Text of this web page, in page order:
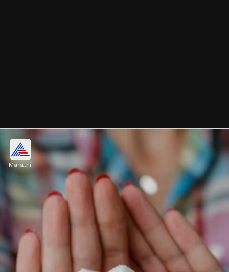
मधुमेहाबद्दल लोकांमध्ये अनेक समज व गैरसमज आहेत.
याबद्दल पुढे पाहूया.
Image credits: Freepik
Marathi